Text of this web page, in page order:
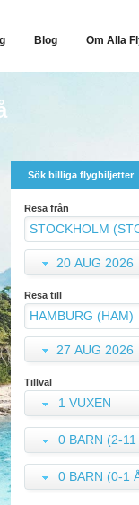
Blog Om Alla
Sök billiga flygbiljetter
Resa från
20 AUG 2026
Resa till
27 AUG 2026
Tillval
1 VUXEN
0 BARN (2-11
0 BARN (0-1